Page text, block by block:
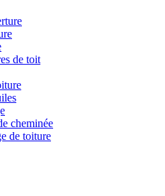
de toit
cheminée
de toiture